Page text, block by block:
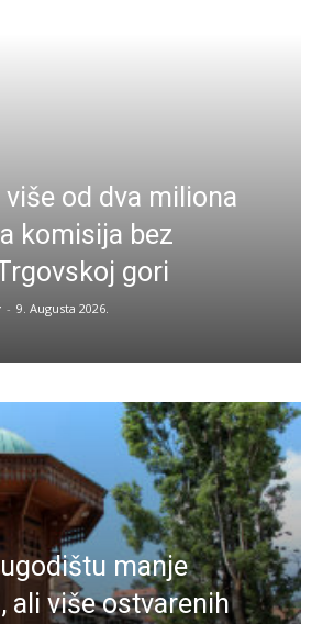
više od dva miliona
komisija bez
gori
- 9. Augusta 2026.
manje
ali više ostvarenih